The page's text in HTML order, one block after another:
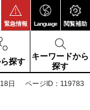
緊急情報 Language 閲覧補助
探す
キーワードから
探す
日 ページID：119783